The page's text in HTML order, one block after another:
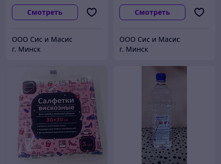
Смотреть
ООО Сис и Масис
г. Минск
Смотреть
ООО Сис и Масис
г. Минск